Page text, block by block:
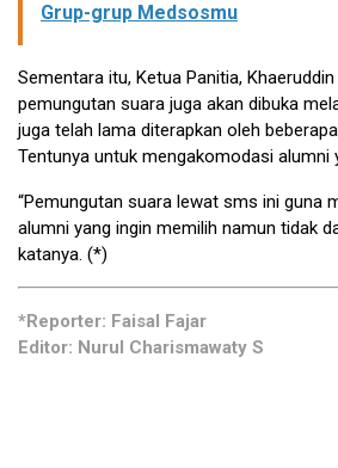
Grup-grup Medsosmu
Sementara itu, Ketua Panitia,
pemungutan suara juga akan dibuka
juga telah lama diterapkan oleh
Tentunya untuk mengakomodasi alumni
“Pemungutan suara lewat sms ini guna
alumni yang ingin memilih namun tidak
katanya. (*)
*Reporter: Faisal Fajar
Editor: Nurul Charismawaty S